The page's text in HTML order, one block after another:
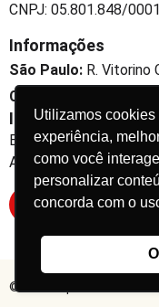
Utilizamos
experiência,
como você
personalizar
concorda com o
CNPJ: 05.801.848/
Informações
São Paulo: R. Vitorino
Curitiba:
Informações
Expanda seu
Aprenda e se
Inscreva-se
© 2026 Equalis. Todos os